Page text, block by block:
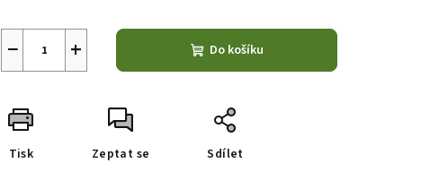
+
− Do košíku
Tisk Zeptat se Sdílet